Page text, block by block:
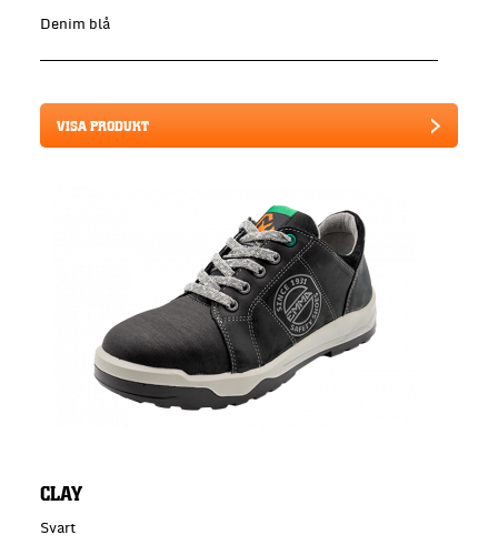
Denim blå
VISA PRODUKT
CLAY
Svart